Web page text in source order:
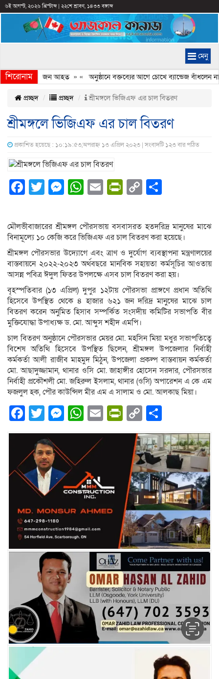
৬ই আগস্ট, ২০২৬ খ্রিস্টাব্দ| ২২শে শ্রাবণ, ১৪৩৩ বঙ্গাব্দ
মেনু
শিরোনাম
সংঘর্ষ, কয়েকজন আহত» «অনুষ্ঠানে বক্তব্যের আগে চোখে ব্যান্ডেজ বাঁধলেন
প্রচ্ছদ প্রচ্ছদ শ্রীমঙ্গলে ভিজিএফ এর চাল বিতরণ
শ্রীমঙ্গলে ভিজিএফ এর চাল বিতরণ
প্রকাশিত হয়েছে : ১০:১৯:৫৩,অপরাহ্ন ১৩ এপ্রিল ২০২৩ | সংবাদটি ১২৩ বার পঠিত
Facebook
Twitter
Messenger
WhatsApp
EmailPrintFriendly
Copy
মৌলভীবাজারের শ্রীমঙ্গল পৌরসভায় বসবাসরত হতদরিদ্র মানুষের মাঝে
বিনামূল্যে ১০ কেজি করে ভিজিএফ এর চাল বিতরণ করা হয়েছে।
শ্রীমঙ্গল পৌরসভার উদ্যোগে এবং ত্রাণ ও দুর্যোগ ব্যবস্থাপনা মন্ত্রণালয়ের
বাস্তবায়নে ২০২২-২০২৩ অর্থবছরে মানবিক সহায়তা কর্মসূচির আওতায়
আসন্ন পবিত্র ঈদুল ফিতর উপলক্ষে এসব চাল বিতরণ করা হয়।
বৃহস্পতিবার (১৩ এপ্রিল) দুপুর ১২টায় পৌরসভা প্রাঙ্গণে প্রধান অতিথি
হিসেবে উপস্থিত থেকে ৪ হাজার ৬২১ জন দরিদ্র মানুষের মাঝে চাল
বিতরণ করেন অনুমিত হিসাব সম্পর্কিত সংসদীয় কমিটির সভাপতি বীর
মুক্তিযোদ্ধা উপাধ্যক্ষ ড. মো. আব্দুস শহীদ এমপি।
চাল বিতরণ অনুষ্ঠানে পৌরসভার মেয়র মো. মহসিন মিয়া মধুর সভাপতিত্বে
বিশেষ অতিথি হিসেবে উপস্থিত ছিলেন, শ্রীমঙ্গল উপজেলার নির্বাহী
কর্মকর্তা আলী রাজীব মাহমুদ মিঠুন, উপজেলা প্রকল্প বাস্তবায়ন কর্মকর্তা
মো. আছাদুজ্জামান, থানার ওসি মো. জাহাঙ্গীর হোসেন সরদার, পৌরসভার
নির্বাহী প্রকৌশলী মো. জহিরুল ইসলাম, থানার (ওসি) অপারেশন এ কে এম
ফজলুল হক, পৌর কাউন্সিল মীর এম এ সালাম ও মো. আলকাছ মিয়া।
Facebook
Twitter
Messenger
WhatsApp
EmailPrintFriendly
Copy
Link